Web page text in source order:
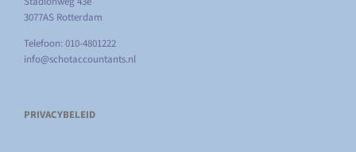
3077AS Rotterdam
Telefoon: 010-4801222
info@schotaccountants.nl
PRIVACYBELEID